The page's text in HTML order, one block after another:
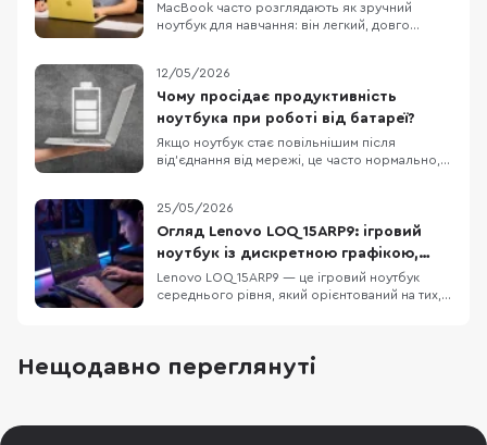
MacBook часто розглядають як зручний
ноутбук для навчання: він легкий, довго
логотип на кришці, а те, чи запускає він усі
потрібні програми і чи вистачить його
ресурсів на кілька років. Для презентацій,
рефератів,
12/05/2026
Чому просідає продуктивність
ноутбука при роботі від батареї?
Якщо ноутбук стає повільнішим після
від’єднання від мережі, це часто нормально, а
від мережі й від батареї, а виробники
ноутбуків нерідко додають власні профілі, які
спеціально зменшують енергоспоживання
25/05/2026
Огляд Lenovo LOQ 15ARP9: ігровий
ноутбук із дискретною графікою,
DDR5 та екраном 144 Гц
Lenovo LOQ 15ARP9 — це ігровий ноутбук
середнього рівня, який орієнтований на тих,
ультрапортативною — вона пропонує
конкретне поєднання компонентів: процесор
Нещодавно переглянуті